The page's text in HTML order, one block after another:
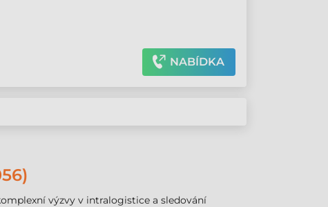
NABÍDKA
výzvy v intralogistice a sledování